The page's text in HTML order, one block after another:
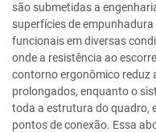
são submetidas a
superfícies de
funcionais em diversas
onde a resistência ao
contorno ergonômico reduz
prolongados, enquanto o
toda a estrutura do quadro,
pontos de conexão. Essa